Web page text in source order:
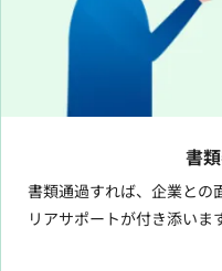
書
書類通過すれば、企業との
リアサポートが付き添いま